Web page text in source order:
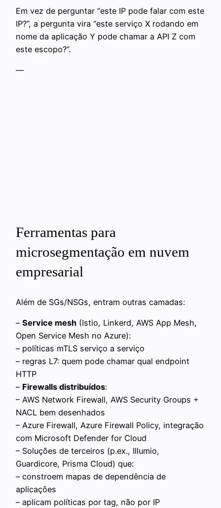
Em vez de perguntar “este IP pode falar com este
IP?”, a pergunta vira “este serviço X rodando em
nome da aplicação Y pode chamar a API Z com
este escopo?”.
—
Ferramentas para
microsegmentação em nuvem
empresarial
Além de SGs/NSGs, entram outras camadas:
– Service mesh (Istio, Linkerd, AWS App Mesh,
Open Service Mesh no Azure):
– políticas mTLS serviço a serviço
– regras L7: quem pode chamar qual endpoint
HTTP
– Firewalls distribuídos:
– AWS Network Firewall, AWS Security Groups +
NACL bem desenhados
– Azure Firewall, Azure Firewall Policy, integração
com Microsoft Defender for Cloud
– Soluções de terceiros (p.ex., Illumio,
Guardicore, Prisma Cloud) que:
– constroem mapas de dependência de
aplicações
– aplicam políticas por tag, não por IP